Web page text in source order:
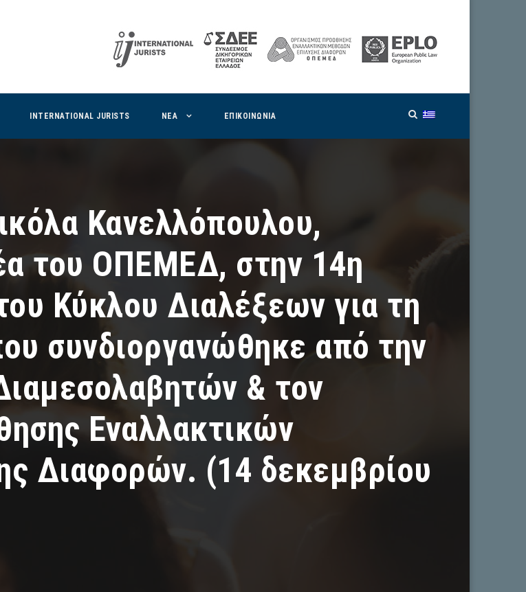
INTERNATIONAL JURISTS ΝΕΑ ΕΠΙΚΟΙΝΩΝΙΑ
Κανελλόπουλου,
του ΟΠΕΜΕΔ, στην 14η
Κύκλου Διαλέξεων για τη
συνδιοργανώθηκε από την
& τον
Εναλλακτικών
Διαφορών. (14 δεκεμβρίου